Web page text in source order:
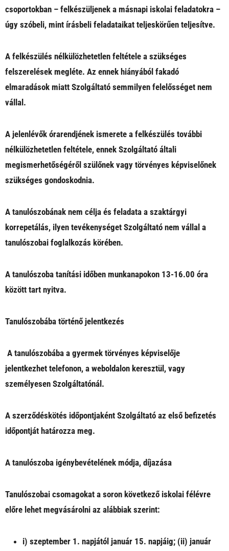
csoportokban – felkészüljenek a másnapi iskolai feladatokra –
úgy szóbeli, mint írásbeli feladataikat teljeskörűen teljesítve.
A felkészülés nélkülözhetetlen feltétele a szükséges
felszerelések megléte. Az ennek hiányából fakadó
elmaradások miatt Szolgáltató semmilyen felelősséget nem
vállal.
A jelenlévők órarendjének ismerete a felkészülés további
nélkülözhetetlen feltétele, ennek Szolgáltató általi
megismerhetőségéről szülőnek vagy törvényes képviselőnek
szükséges gondoskodnia.
A tanulószobának nem célja és feladata a szaktárgyi
korrepetálás, ilyen tevékenységet Szolgáltató nem vállal a
tanulószobai foglalkozás körében.
A tanulószoba tanítási időben munkanapokon 13-16.00 óra
között tart nyitva.
Tanulószobába történő jelentkezés
A tanulószobába a gyermek törvényes képviselője
jelentkezhet telefonon, a weboldalon keresztül, vagy
személyesen Szolgáltatónál.
A szerződéskötés időpontjaként Szolgáltató az első befizetés
időpontját határozza meg.
A tanulószoba igénybevételének módja, díjazása
Tanulószobai csomagokat a soron következő iskolai félévre
előre lehet megvásárolni az alábbiak szerint:
i) szeptember 1. napjától január 15. napjáig; (ii) január